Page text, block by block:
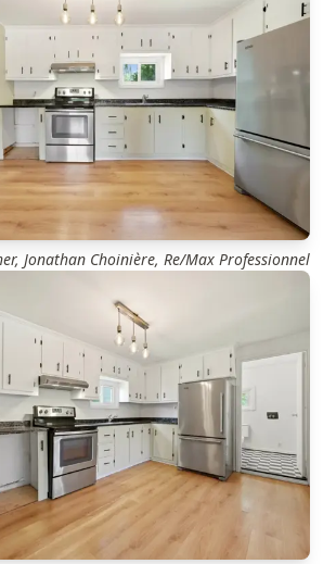
Jonathan Choinière, Re/Max Professionnel